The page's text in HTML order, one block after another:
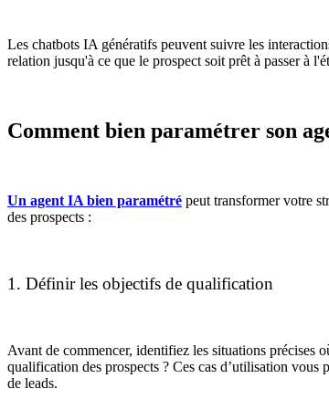
Les chatbots IA génératifs peuvent suivre les
relation jusqu'à ce que le prospect soit prêt à passer à
Comment bien paramétrer son
Un agent IA bien paramétré peut transformer votre
des prospects :
1. Définir les objectifs de qualification
Avant de commencer, identifiez les situations précises
qualification des prospects ? Ces cas d’utilisation
de leads.